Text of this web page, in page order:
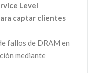
Level
captar clientes
fallos de DRAM en
mediante